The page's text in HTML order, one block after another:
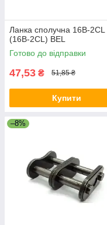
Ланка сполучна 16B-2CL
(16B-2CL) BEL
Готово до відправки
47,53 ₴ 51,85 ₴
Купити
–8%